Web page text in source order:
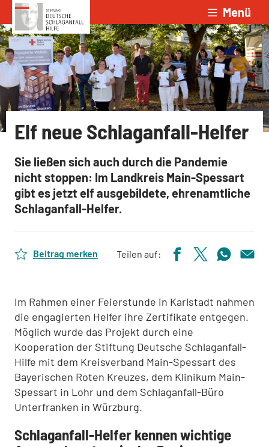
Zum Inhalt springen Menü
Elf neue Schlaganfall-Helfer
Sie ließen sich auch durch die Pandemie
nicht stoppen: Im Landkreis Main-Spessart
gibt es jetzt elf ausgebildete, ehrenamtliche
Schlaganfall-Helfer.
Beitrag merken Teilen auf:
Im Rahmen einer Feierstunde in Karlstadt nahmen
die engagierten Helfer ihre Zertifikate entgegen.
Möglich wurde das Projekt durch eine
Kooperation der Stiftung Deutsche Schlaganfall-
Hilfe mit dem Kreisverband Main-Spessart des
Bayerischen Roten Kreuzes, dem Klinikum Main-
Spessart in Lohr und dem Schlaganfall-Büro
Unterfranken in Würzburg.
Schlaganfall-Helfer kennen wichtige